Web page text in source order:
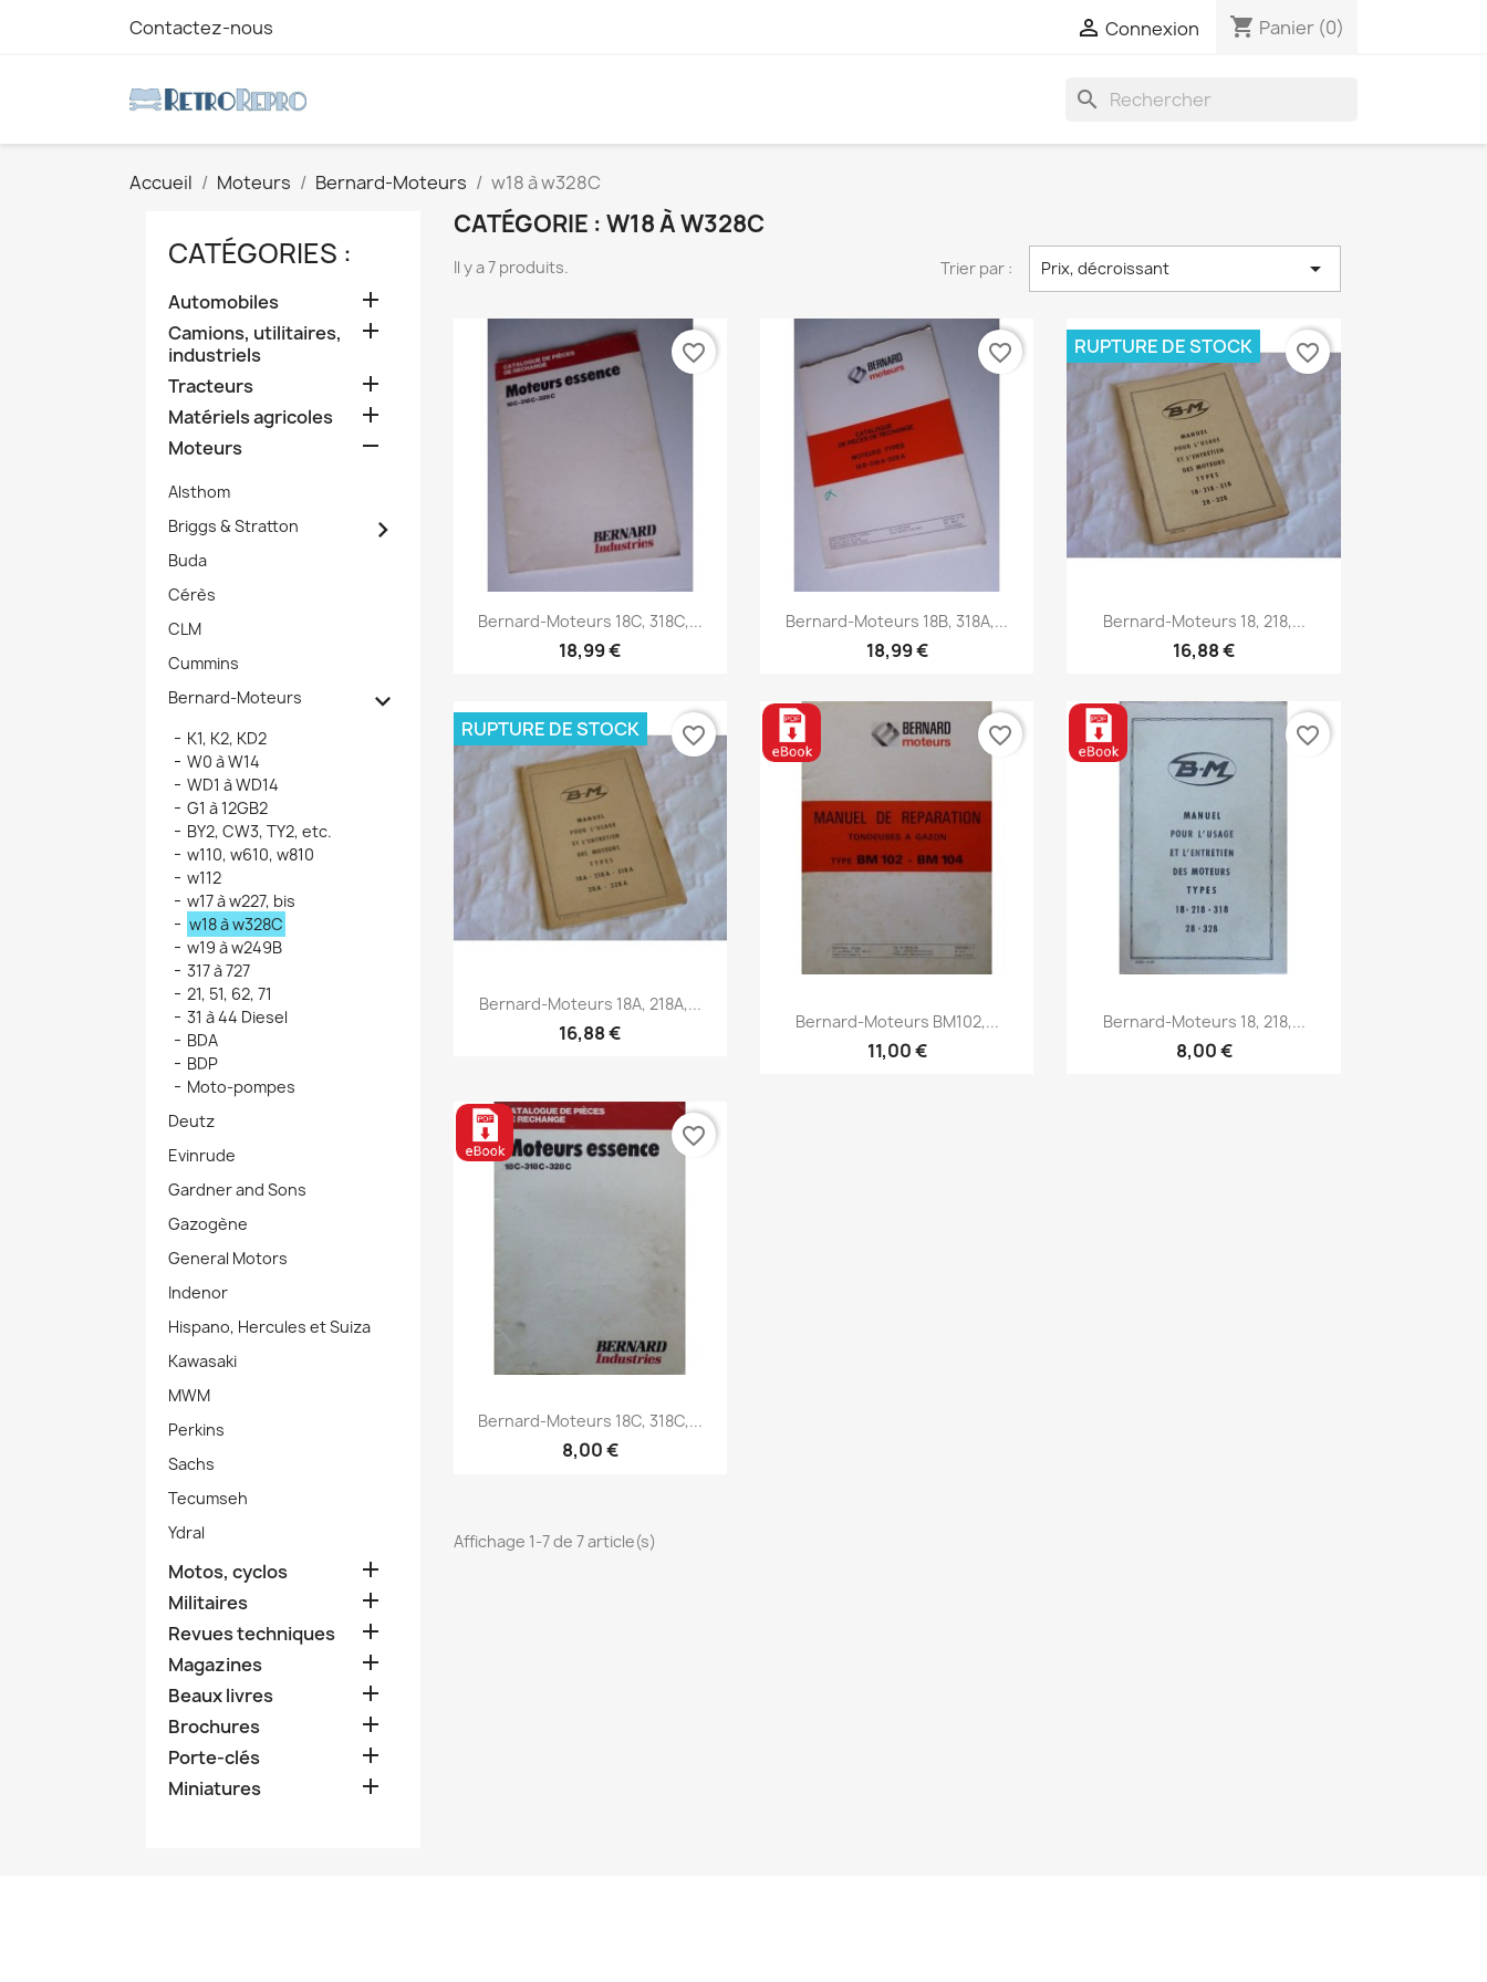
Contactez-nous  Connexion shopping_cart Panier (0)
search
Accueil Moteurs Bernard-Moteurs w18 à w328C
CATÉGORIES :
Automobiles 
Camions, utilitaires,
industriels

Tracteurs 
Matériels agricoles 
Moteurs 
Alsthom
Briggs & Stratton

Buda
Cérès
CLM
Cummins
Bernard-Moteurs

K1, K2, KD2
W0 à W14
WD1 à WD14
G1 à 12GB2
BY2, CW3, TY2, etc.
w110, w610, w810
w112
w17 à w227, bis
w18 à w328C
w19 à w249B
317 à 727
21, 51, 62, 71
31 à 44 Diesel
BDA
BDP
Moto-pompes
Deutz
Evinrude
Gardner and Sons
Gazogène
General Motors
Indenor
Hispano, Hercules et Suiza
Kawasaki
MWM
Perkins
Sachs
Tecumseh
Ydral
Motos, cyclos 
Militaires 
Revues techniques 
Magazines 
Beaux livres 
Brochures 
Porte-clés 
Miniatures 
CATÉGORIE : W18 À W328C
Il y a 7 produits. Trier par : Prix, décroissant 
 Aperçu rapide
Bernard-Moteurs 18C, 318C,...
18,99 €
favorite_border
 Aperçu rapide
Bernard-Moteurs 18B, 318A,...
18,99 €
favorite_border
Aperçu rapide
Bernard-Moteurs 18, 218,...
16,88 €
RUPTURE DE STOCK favorite_border
 Aperçu rapide
Bernard-Moteurs 18A, 218A,...
16,88 €
RUPTURE DE STOCK favorite_border
Aperçu rapide
Bernard-Moteurs BM102,...
11,00 €
favorite_border
Aperçu rapide
Bernard-Moteurs 18, 218,...
8,00 €
favorite_border
Aperçu rapide
Bernard-Moteurs 18C, 318C,...
8,00 €
favorite_border
Affichage 1-7 de 7 article(s)